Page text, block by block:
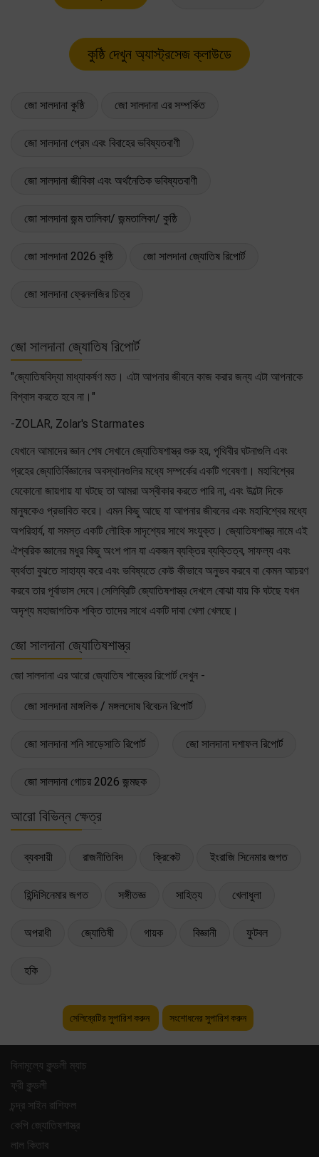
জো সালদানা কুষ্ঠি জো সালদানা এর সম্পর্কিত
জো সালদানা প্রেম এবং বিবাহের ভবিষ্যতবাণী
জো সালদানা জীবিকা এবং অর্থনৈতিক ভবিষ্যতবাণী
জো সালদানা জন্ম তালিকা/ জন্মতালিকা/ কুষ্ঠি
জো সালদানা 2026 কুষ্ঠি জো সালদানা জ্যোতিষ রিপোর্ট
জো সালদানা ফ্রেনলজির চিত্র
জো সালদানা জ্যোতিষ রিপোর্ট
"জ্যোতিষবিদ্যা মাধ্যাকর্ষণ মত। এটা আপনার জীবনে কাজ করার জন্য এটা আপনাকে
বিশ্বাস করতে হবে না।"
-ZOLAR, Zolar's Starmates
যেখানে আমাদের জ্ঞান শেষ সেখানে জ্যোতিষশাস্ত্র শুরু হয়, পৃথিবীর ঘটনাগুলি এবং
গ্রহের জ্যোতির্বিজ্ঞানের অবস্থানগুলির মধ্যে সম্পর্কের একটি গবেষণা। মহাবিশ্বের
যেকোনো জায়গায় যা ঘটছে তা আমরা অস্বীকার করতে পারি না, এবং উল্টো দিকে
মানুষকেও প্রভাবিত করে। এমন কিছু আছে যা আপনার জীবনের এবং মহাবিশ্বের মধ্যে
অপরিহার্য, যা সমস্ত একটি লৌহিক সাদৃশ্যের সাথে সংযুক্ত। জ্যোতিষশাস্ত্র নামে এই
ঐশ্বরিক জ্ঞানের মধুর কিছু অংশ পান যা একজন ব্যক্তির ব্যক্তিত্ব, সাফল্য এবং
ব্যর্থতা বুঝতে সাহায্য করে এবং ভবিষ্যতে কেউ কীভাবে অনুভব করবে বা কেমন আচরণ
করবে তার পূর্বাভাস দেবে।সেলিব্রিটি জ্যোতিষশাস্ত্র দেখলে বোঝা যায় কি ঘটছে যখন
অদৃশ্য মহাজাগতিক শক্তি তাদের সাথে একটি দাবা খেলা খেলছে।
জো সালদানা জ্যোতিষশাস্ত্র
জো সালদানা এর আরো জ্যোতিষ শাস্ত্রের রিপোর্ট দেখুন -
জো সালদানা মাঙ্গলিক / মঙ্গলদোষ বিবেচন রিপোর্ট
জো সালদানা শনি সাড়েসাতি রিপোর্ট জো সালদানা দশাফল রিপোর্ট
জো সালদানা গোচর 2026 জন্মছক
আরো বিভিন্ন ক্ষেত্র
ব্যবসায়ী রাজনীতিবিদ ক্রিকেট ইংরাজি সিনেমার জগত
হিন্দিসিনেমার জগত সঙ্গীতজ্ঞ সাহিত্য খেলাধুলা
অপরাধী জ্যোতিষী গায়ক বিজ্ঞানী ফুটবল
হকি
সেলিব্রেটির সুপারিশ করুন সংশোধনের সুপারিশ করুন
বিনামূল্যে কুন্ডলী ম্যাচ
ফ্রী কুন্ডলী
চন্দ্র সাইন রাশিফল
কেপি জ্যোতিষশাস্ত্র
লাল কিতাব